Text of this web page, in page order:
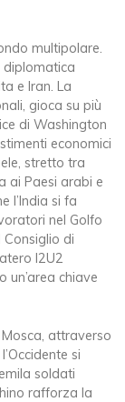
multipolare.
diplomatica
e Iran. La
gioca su più
di Washington
economici
stretto tra
ai Paesi arabi e
l’India si fa
nel Golfo
Consiglio di
I2U2
un’area chiave
attraverso
si
soldati
rafforza la